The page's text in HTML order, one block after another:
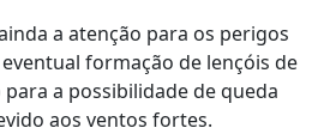
a atenção para os perigos
formação de lençóis de
a possibilidade de queda
aos ventos fortes.